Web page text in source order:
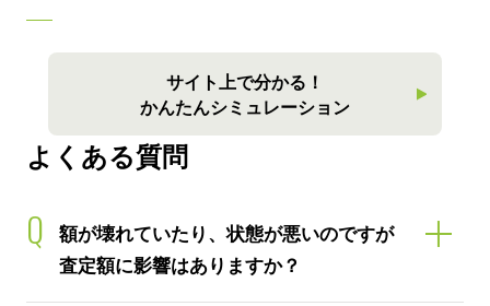
サイト上で分かる！
かんたんシミュレーション
よくある質問
Q
額が壊れていたり、状態が悪いのですが
査定額に影響はありますか？